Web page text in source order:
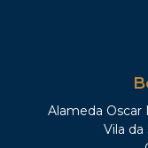
Alameda Oscar
Vila da